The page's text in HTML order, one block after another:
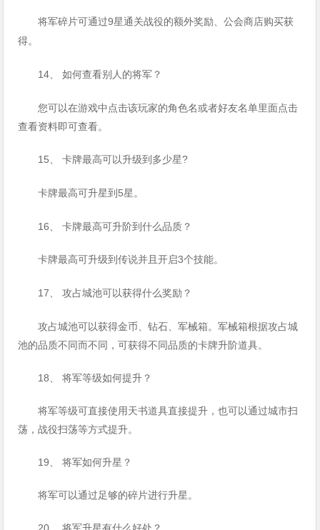
将军碎片可通过9星通关战役的额外奖励、公会商店购买获
得。
14、如何查看别人的将军？
您可以在游戏中点击该玩家的角色名或者好友名单里面点击
查看资料即可查看。
15、卡牌最高可以升级到多少星?
卡牌最高可升星到 5星。
16、 卡牌最高可升阶到什么品质？
卡牌最高可升级到传说并且开启3个技能。
17、攻占城池可以获得什么奖励？
攻占城池可以获得金币、钻石、军械箱。军械箱根据攻占城
池的品质不同而不同，可获得不同品质的卡牌升阶道具。
18、 将军等级如何提升？
将军等级可直接使用天书道具直接提升，也可以通过城市扫
荡，战役扫荡等方式提升。
19、 将军如何升星？
将军可以通过足够的碎片进行升星。